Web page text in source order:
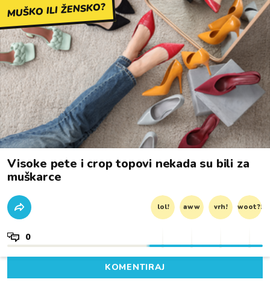
MUŠKO ILI ŽENSKO?
Visoke pete i crop topovi nekada su bili za
muškarce
lol! aww vrh! woot?!
0
KOMENTIRAJ